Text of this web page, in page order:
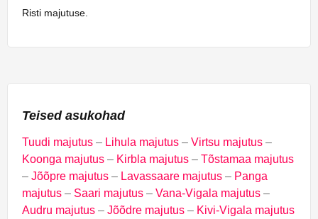
Risti majutuse.
Teised asukohad
Tuudi majutus – Lihula majutus – Virtsu majutus –
Koonga majutus – Kirbla majutus – Tõstamaa majutus
– Jõõpre majutus – Lavassaare majutus – Panga
majutus – Saari majutus – Vana-Vigala majutus –
Audru majutus – Jõõdre majutus – Kivi-Vigala majutus